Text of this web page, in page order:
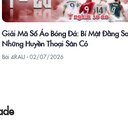
Giải Mã Số Áo Bóng Đá: Bí Mật Đằng
Những Huyền Thoại Sân Cỏ
Bởi 4RAU ·02/07/2026